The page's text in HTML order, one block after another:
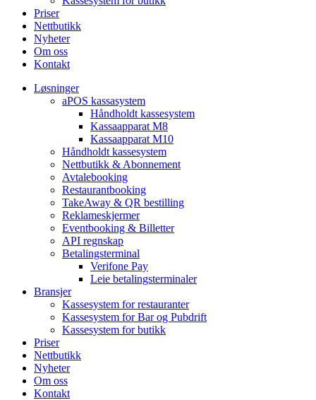
Priser
Nettbutikk
Nyheter
Om oss
Kontakt
Løsninger
aPOS kassasystem
Håndholdt kassesystem
Kassaapparat M8
Kassaapparat M10
Håndholdt kassesystem
Nettbutikk & Abonnement
Avtale­booking
Restaurantbooking
TakeAway & QR bestilling
Reklameskjermer
Eventbooking & Billetter
API regnskap
Betalingsterminal
Verifone Pay
Leie betalingsterminaler
Bransjer
Kassesystem for restauranter
Kassesystem for Bar og Pubdrift
Kassesystem for butikk
Priser
Nettbutikk
Nyheter
Om oss
Kontakt